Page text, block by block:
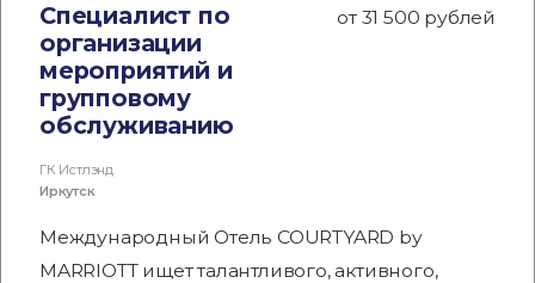
Специалист по
организации
мероприятий и
групповому
обслуживанию
от 31 500 рублей
ГК Истлэнд
Иркутск
Международный Отель COURTYARD by
MARRIOTT ищет талантливого, активного,